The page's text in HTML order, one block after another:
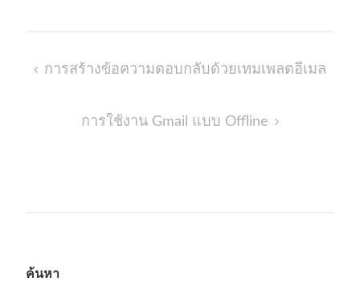
Post
การสร้างข้อความตอบกลับด้วยเทมเพลตอีเมล
การใช้งาน Gmail แบบ Offline
ค้นหา